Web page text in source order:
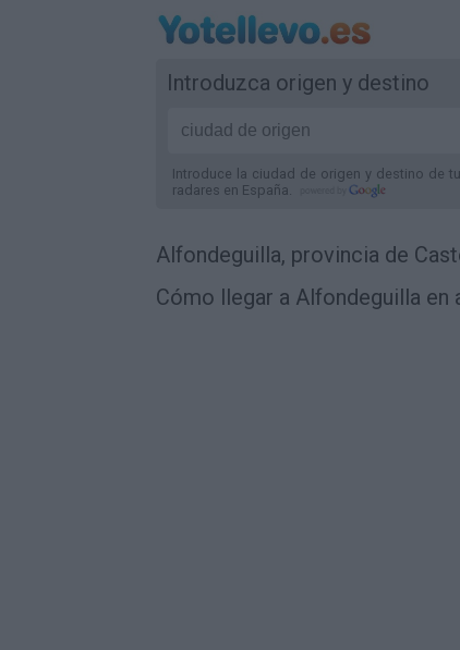
Introduzca origen y destino
Introduce la ciudad de origen y destino de
radares en España.
Alfondeguilla, provincia de
Cómo llegar a Alfondeguilla en